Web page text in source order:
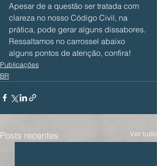
Apesar de a questão ser tratada com
clareza no nosso Código Civil, na
prática, pode gerar alguns dissabores.
Ressaltamos no carrossel abaixo
alguns pontos de atenção, confira!
Publicações
BR
Posts recentes Ver tudo